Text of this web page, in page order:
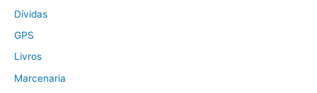
Dívidas
GPS
Livros
Marcenaria